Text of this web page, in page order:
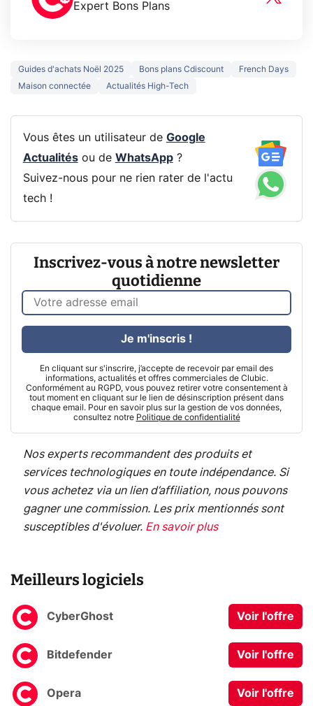
Expert Bons Plans
Guides d'achats Noël 2025 Bons plans Cdiscount
French Days
Maison connectée
Actualités High-Tech
Vous êtes un utilisateur de Google
Actualitésou de WhatsApp?
Suivez-nous pour ne rien rater de l'actu
tech !
Inscrivez-vous à notre newsletter
quotidienne
En cliquant sur s'inscrire, j’accepte de recevoir par email des
informations, actualités et offres commerciales de Clubic.
Conformément au RGPD, vous pouvez retirer votre consentement à
tout moment en cliquant sur le lien de désinscription présent dans
chaque email. Pour en savoir plus sur la gestion de vos données,
consultez notre Politique de confidentialité
Je m'inscris !
Nos experts recommandent des produits et
services technologiques en toute indépendance. Si
vous achetez via un lien d’affiliation, nous pouvons
gagner une commission. Les prix mentionnés sont
susceptibles d'évoluer. En savoir plus
Meilleurs logiciels
CyberGhost Voir l'offre
Bitdefender Voir l'offre
Opera Voir l'offre